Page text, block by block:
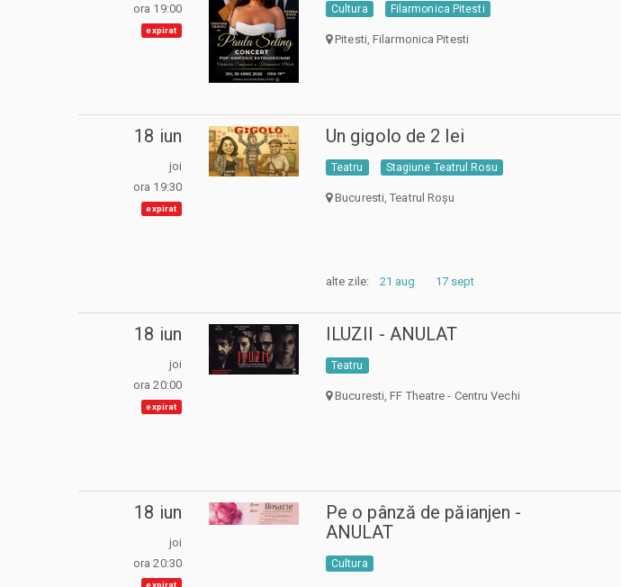
ora 19:00
expirat
Cultura Filarmonica Pitesti
Pitesti, Filarmonica Pitesti
18 iun
joi
ora 19:30
expirat
Un gigolo de 2 lei
Teatru Stagiune Teatrul Rosu
Bucuresti, Teatrul Roșu
alte zile: 21 aug 17 sept
18 iun
joi
ora 20:00
expirat
ILUZII - ANULAT
Teatru
Bucuresti, FF Theatre - Centru Vechi
18 iun
joi
ora 20:30
expirat
Pe o pânză de păianjen -
ANULAT
Cultura